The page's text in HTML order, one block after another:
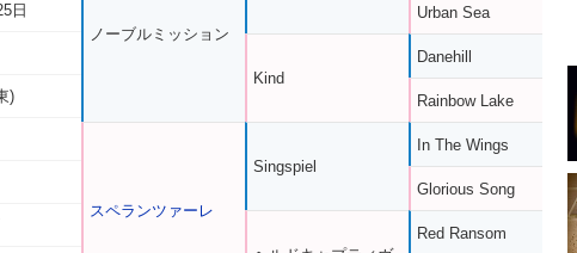
日
)
ノーブルミッション
スペランツァーレ
Kind
Singspiel
Urban Sea
Danehill
Rainbow Lake
In The Wings
Glorious Song
Red Ransom